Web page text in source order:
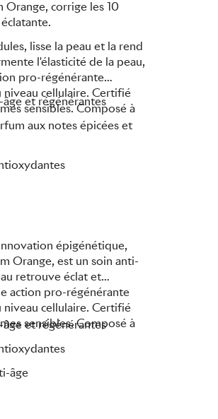
corrige les 10
lisse la peau et la rend
l'élasticité de la peau,
pro-régénérante
cellulaire. Certifié
sensibles. Composé à
et régénérantes
aux notes épicées et
épigénétique,
Orange, est un soin anti-
retrouve éclat et
action pro-régénérante
cellulaire. Certifié
sensibles. Composé à
et régénérantes
âge